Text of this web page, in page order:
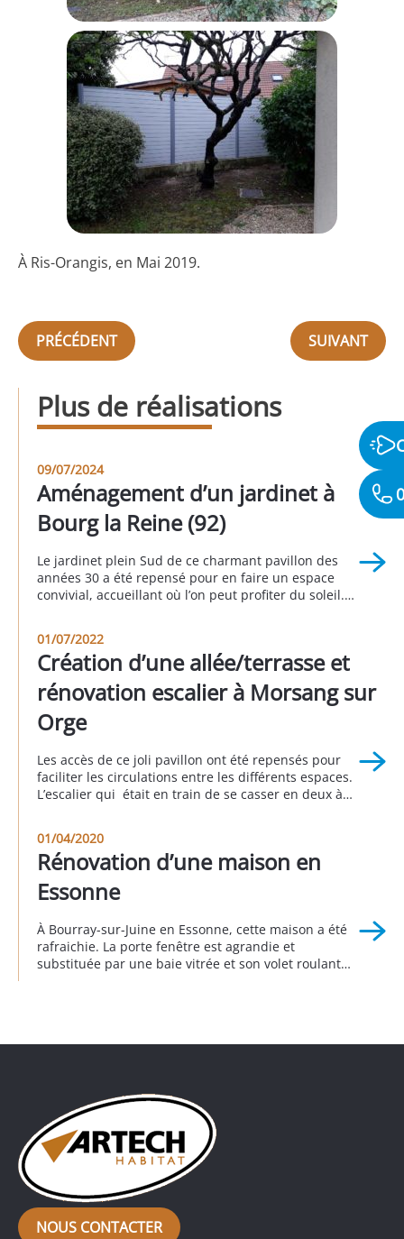
À Ris-Orangis, en Mai 2019.
PRÉCÉDENT SUIVANT
Plus de réalisations
09/07/2024
Aménagement d’un jardinet à
Bourg la Reine (92)
Le jardinet plein Sud de ce charmant pavillon des
années 30 a été repensé pour en faire un espace
convivial, accueillant où l’on peut profiter du soleil.
usées” et “eaux pluviales” en conformité. À Bourg la
[…]
01/07/2022
Création d’une allée/terrasse et
rénovation escalier à Morsang sur
Orge
Les accès de ce joli pavillon ont été repensés pour
faciliter les circulations entre les différents espaces.
L’escalier qui était en train de se casser en deux à
terrasse d’agrément qui exploite tous les qualités de
ce […]
01/04/2020
Rénovation d’une maison en
Essonne
À Bourray-sur-Juine en Essonne, cette maison a été
rafraichie. La porte fenêtre est agrandie et
substituée par une baie vitrée et son volet roulant
NOUS CONTACTER